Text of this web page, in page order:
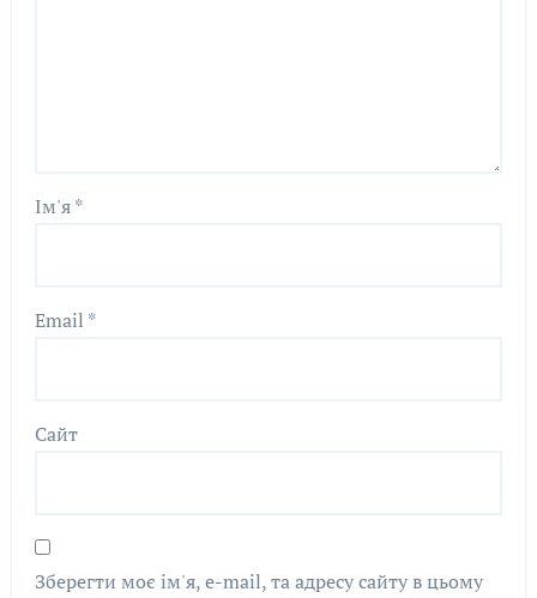
Ім'я*
Email *
Сайт
Зберегти моє ім'я, e-mail, та адресу сайту в цьому